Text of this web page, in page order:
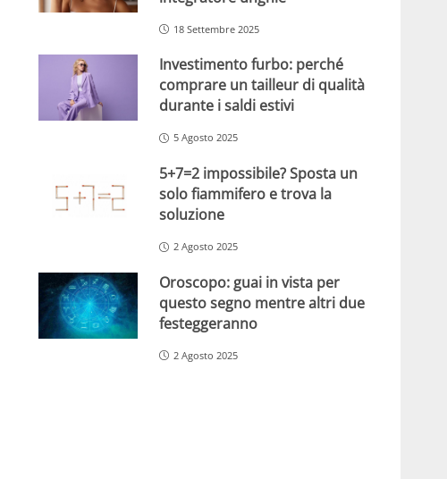
18 Settembre 2025
Investimento furbo: perché
comprare un tailleur di qualità
durante i saldi estivi
5 Agosto 2025
5+7=2 impossibile? Sposta un
solo fiammifero e trova la
soluzione
2 Agosto 2025
Oroscopo: guai in vista per
questo segno mentre altri due
festeggeranno
2 Agosto 2025